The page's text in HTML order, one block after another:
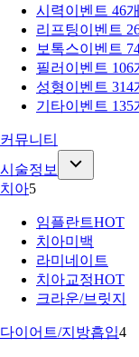
시력이벤트 46개
리프팅이벤트
보톡스이벤트
필러 이벤트 106
성형이벤트 314
기타이벤트 135
커뮤니티
시술정보
치아5
임플란트HOT
치아미백
라미네이트
치아교정HOT
크라운/브릿지
다이어트/지방흡입4